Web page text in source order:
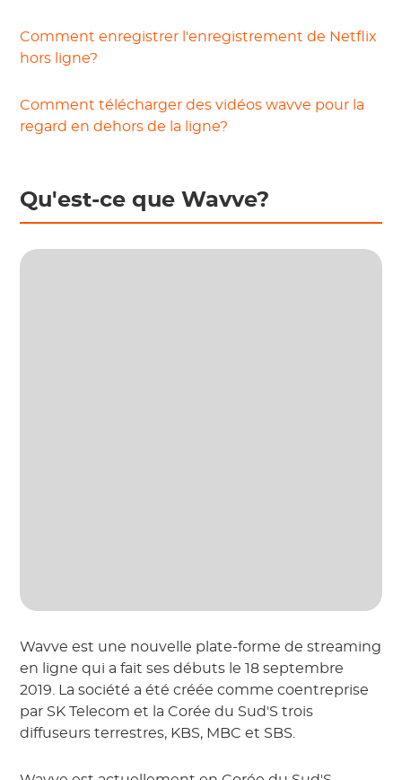
Comment enregistrer l'enregistrement de Netflix
hors ligne?
Comment télécharger des vidéos wavve pour la
regard en dehors de la ligne?
Qu'est-ce que Wavve?
Wavve est une nouvelle plate-forme de streaming
en ligne qui a fait ses débuts le 18 septembre
2019. La société a été créée comme coentreprise
par SK Telecom et la Corée du Sud'S trois
diffuseurs terrestres, KBS, MBC et SBS.